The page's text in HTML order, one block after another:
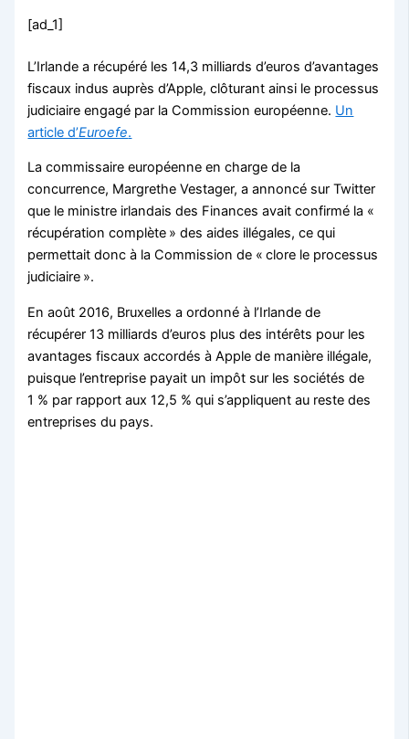
[ad_1]
L’Irlande a récupéré les 14,3 milliards d’euros d’avantages
fiscaux indus auprès d’Apple, clôturant ainsi le processus
judiciaire engagé par la Commission européenne. Un
article d’Euroefe.
La commissaire européenne en charge de la
concurrence, Margrethe Vestager, a annoncé sur Twitter
que le ministre irlandais des Finances avait confirmé la «
récupération complète » des aides illégales, ce qui
permettait donc à la Commission de « clore le processus
judiciaire ».
En août 2016, Bruxelles a ordonné à l’Irlande de
récupérer 13 milliards d’euros plus des intérêts pour les
avantages fiscaux accordés à Apple de manière illégale,
puisque l’entreprise payait un impôt sur les sociétés de
1 % par rapport aux 12,5 % qui s’appliquent au reste des
entreprises du pays.